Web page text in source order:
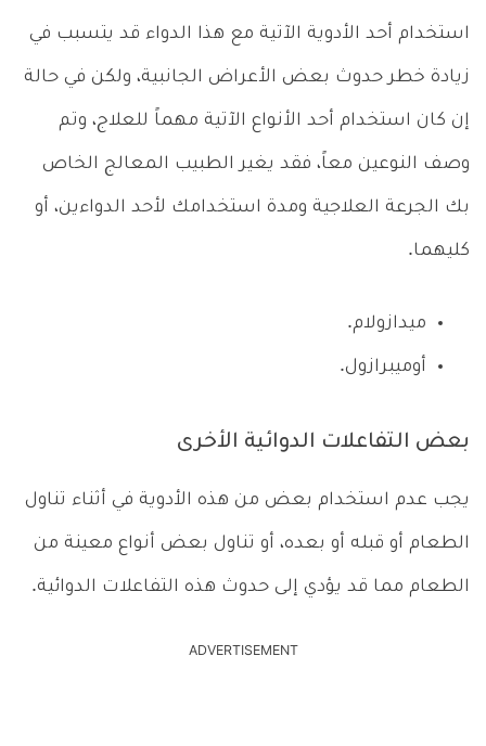
استخدام أحد الأدوية الآتية مع هذا الدواء قد يتسبب في
زيادة خطر حدوث بعض الأعراض الجانبية، ولكن في حالة
إن كان استخدام أحد الأنواع الآتية مهماً للعلاج، وتم
وصف النوعين معاً، فقد يغير الطبيب المعالج الخاص
بك الجرعة العلاجية ومدة استخدامك لأحد الدواءين، أو
كليهما.
ميدازولام.
أوميبرازول.
بعض التفاعلات الدوائية الأخرى
يجب عدم استخدام بعض من هذه الأدوية في أثناء تناول
الطعام أو قبله أو بعده، أو تناول بعض أنواع معينة من
الطعام مما قد يؤدي إلى حدوث هذه التفاعلات الدوائية.
ADVERTISEMENT